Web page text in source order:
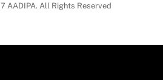
AADIPA. All Rights Reserved